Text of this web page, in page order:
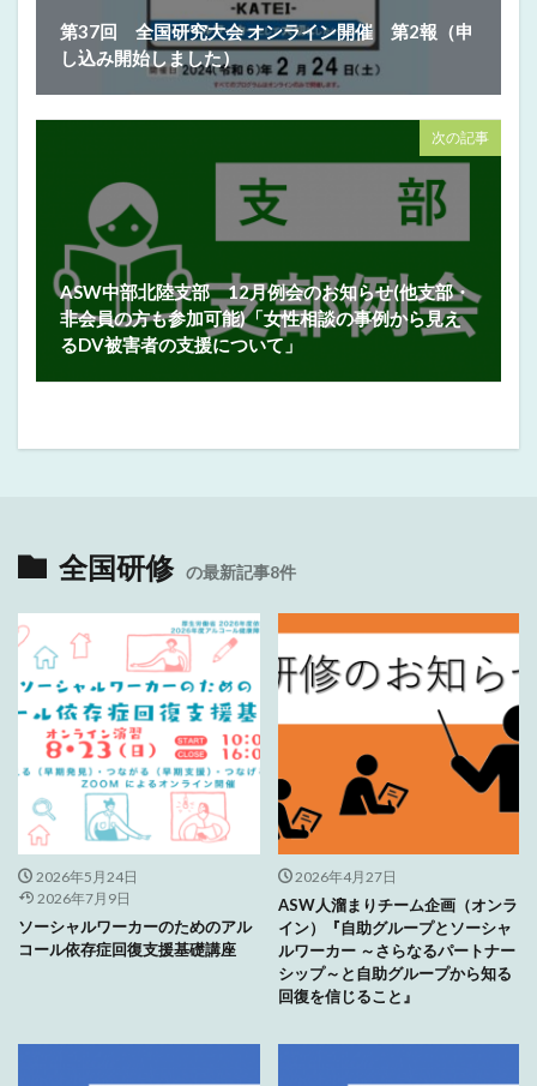
第37回 全国研究大会 オンライン開催 第2報（申
し込み開始しました）
次の記事
ASW中部北陸支部 12月例会のお知らせ(他支部・
非会員の方も参加可能)「女性相談の事例から見え
るDV被害者の支援について」
全国研修 の最新記事8件
2026年5月24日
2026年7月9日
ソーシャルワーカーのためのアル
コール依存症回復支援基礎講座
2026年4月27日
ASW人溜まりチーム企画（オンラ
イン）『自助グループとソーシャ
ルワーカー ～さらなるパートナー
シップ～と自助グループから知る
回復を信じること』